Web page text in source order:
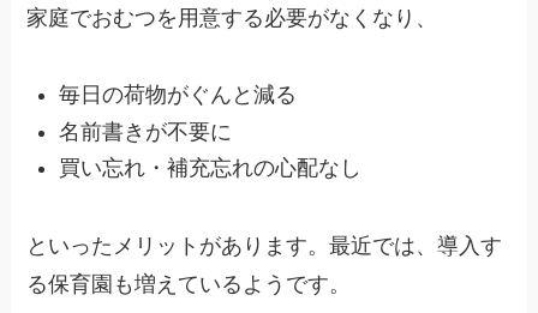
家庭でおむつを用意する必要がなくなり、
毎日の荷物がぐんと減る
名前書きが不要に
買い忘れ・補充忘れの心配なし
といったメリットがあります。最近では、導入す
る保育園も増えているようです。